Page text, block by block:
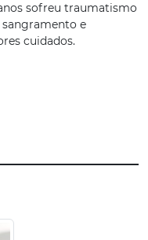
sofreu traumatismo
e
cuidados.